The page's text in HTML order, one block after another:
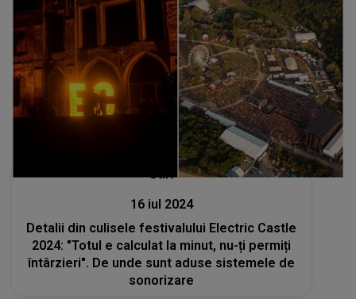
Stiri
16 iul 2024
Detalii din culisele festivalului Electric Castle
2024: "Totul e calculat la minut, nu-ți permiți
întârzieri". De unde sunt aduse sistemele de
sonorizare